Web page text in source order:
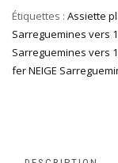
Étiquettes : Assiette
Sarreguemines vers
Sarreguemines vers
fer NEIGE